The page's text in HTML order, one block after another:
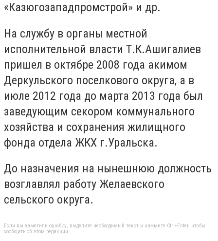
«Казюгозападпромстрой» и др.
На службу в органы местной
исполнительной власти Т.К.Ашигалиев
пришел в октябре 2008 года акимом
Деркульского поселкового округа, а в
июле 2012 года до марта 2013 года был
заведующим секором коммунального
хозяйства и сохранения жилищного
фонда отдела ЖКХ г.Уральска.
До назначения на нынешнюю должность
возглавлял работу Желаевского
сельского округа.
Если вы заметили ошибку, выделите необходимый текст и нажмите Ctrl+Enter, чтобы
сообщить об этом редакции